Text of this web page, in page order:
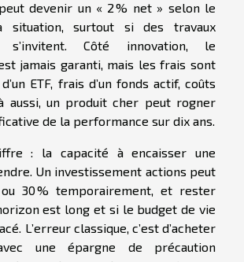
devenir un « 2 % net » selon le
situation, surtout si des travaux
s’invitent. Côté innovation, le
jamais garanti, mais les frais sont
ETF, frais d’un fonds actif, coûts
aussi, un produit cher peut rogner
de la performance sur dix ans.
: la capacité à encaisser une
Un investissement actions peut
30 % temporairement, et rester
est long et si le budget de vie
L’erreur classique, c’est d’acheter
une épargne de précaution